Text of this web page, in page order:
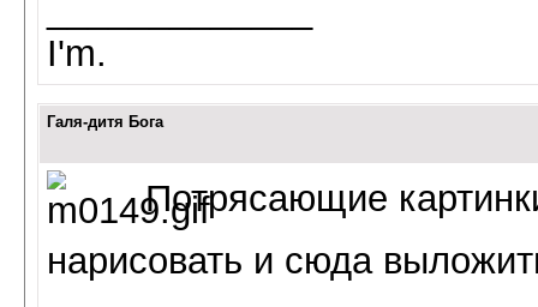
I'm.
Галя-дитя Бога
Потрясающие
нарисовать и сюда